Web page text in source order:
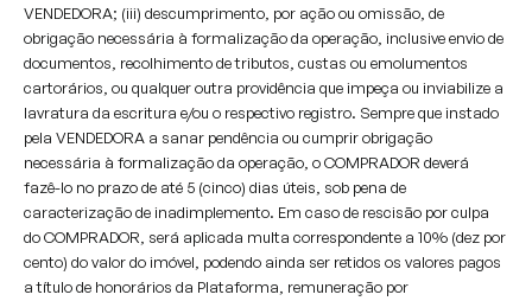
VENDEDORA; (iii) descumprimento, por ação ou omissão, de
obrigação necessária à formalização da operação, inclusive envio de
documentos, recolhimento de tributos, custas ou emolumentos
cartorários, ou qualquer outra providência que impeça ou inviabilize a
lavratura da escritura e/ou o respectivo registro. Sempre que instado
pela VENDEDORA a sanar pendência ou cumprir obrigação
necessária à formalização da operação, o COMPRADOR deverá
fazê-lo no prazo de até 5 (cinco) dias úteis, sob pena de
caracterização de inadimplemento. Em caso de rescisão por culpa
do COMPRADOR, será aplicada multa correspondente a 10% (dez por
cento) do valor do imóvel, podendo ainda ser retidos os valores pagos
a título de honorários da Plataforma, remuneração por